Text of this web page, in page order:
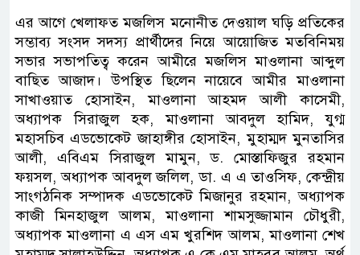
এর আগে খেলাফত মজলিস মনোনীত দেওয়াল ঘড়ি প্রতিকের
সম্ভাব্য সংসদ সদস্য প্রার্থীদের নিয়ে আয়োজিত মতবিনিময়
সভার সভাপতিত্ব করেন আমীরে মজলিস মাওলানা আব্দুল
বাছিত আজাদ। উপস্থিত ছিলেন নায়েবে আমীর মাওলানা
সাখাওয়াত হোসাইন, মাওলানা আহমদ আলী কাসেমী,
অধ্যাপক সিরাজুল হক, মাওলানা আবদুল হামিদ, যুগ্ম
মহাসচিব এডভোকেট জাহাঙ্গীর হোসাইন, মুহাম্মদ মুনতাসির
আলী, এবিএম সিরাজুল মামুন, ড. মোস্তাফিজুর রহমান
ফয়সল, অধ্যাপক আবদুল জলিল, ডা. এ এ তাওসিফ, কেন্দ্রীয়
সাংগঠনিক সম্পাদক এডভোকেট মিজানুর রহমান, অধ্যাপক
কাজী মিনহাজুল আলম, মাওলানা শামসুজ্জামান চৌধুরী,
অধ্যাপক মাওলানা এ এস এম খুরশিদ আলম, মাওলানা শেখ